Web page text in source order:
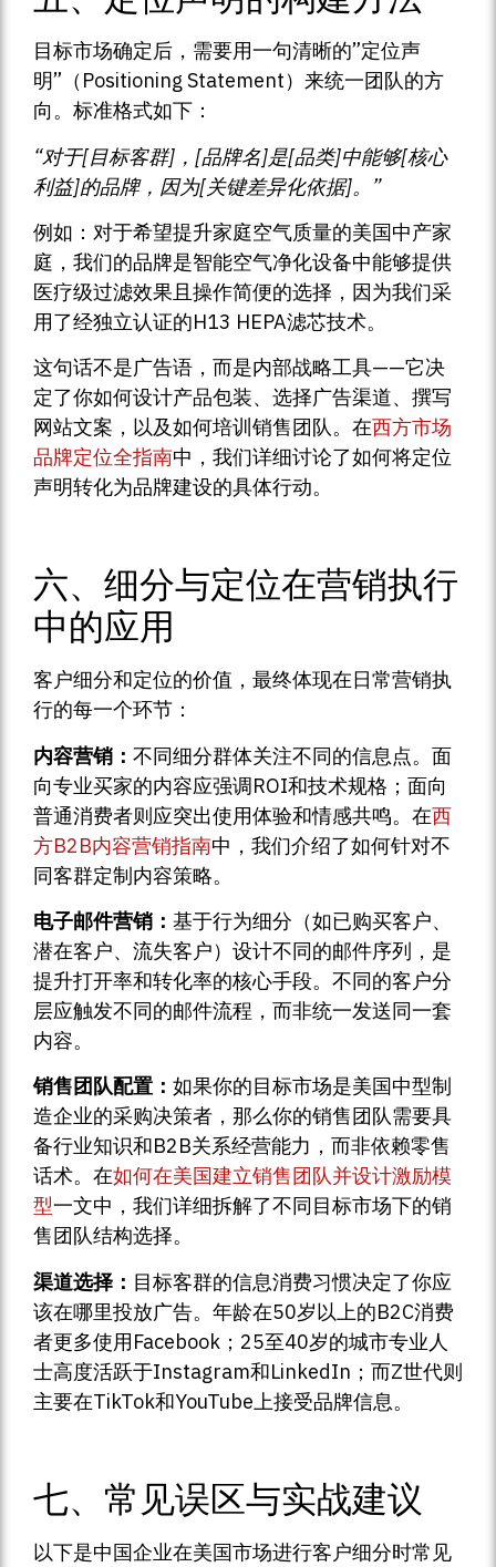
目标市场确定后，需要用一句清晰的”定位声
明”（Positioning Statement）来统一团队的方
向。标准格式如下：
“对于[目标客群]，[品牌名]是[品类]中能够[核心
利益]的品牌，因为[关键差异化依据]。”
例如：对于希望提升家庭空气质量的美国中产家
庭，我们的品牌是智能空气净化设备中能够提供
医疗级过滤效果且操作简便的选择，因为我们采
用了经独立认证的H13 HEPA滤芯技术。
这句话不是广告语，而是内部战略工具——它决
定了你如何设计产品包装、选择广告渠道、撰写
网站文案，以及如何培训销售团队。在西方市场
品牌定位全指南中，我们详细讨论了如何将定位
声明转化为品牌建设的具体行动。
六、细分与定位在营销执行
中的应用
客户细分和定位的价值，最终体现在日常营销执
行的每一个环节：
内容营销： 不同细分群体关注不同的信息点。面
向专业买家的内容应强调ROI和技术规格；面向
普通消费者则应突出使用体验和情感共鸣。在西
方B2B内容营销指南中，我们介绍了如何针对不
同客群定制内容策略。
电子邮件营销： 基于行为细分（如已购买客户、
潜在客户、流失客户）设计不同的邮件序列，是
提升打开率和转化率的核心手段。不同的客户分
层应触发不同的邮件流程，而非统一发送同一套
内容。
销售团队配置： 如果你的目标市场是美国中型制
造企业的采购决策者，那么你的销售团队需要具
备行业知识和B2B关系经营能力，而非依赖零售
话术。在如何在美国建立销售团队并设计激励模
型一文中，我们详细拆解了不同目标市场下的销
售团队结构选择。
渠道选择： 目标客群的信息消费习惯决定了你应
该在哪里投放广告。年龄在50岁以上的B2C消费
者更多使用Facebook；25至40岁的城市专业人
士高度活跃于Instagram和LinkedIn；而Z世代则
主要在TikTok和YouTube上接受品牌信息。
七、常见误区与实战建议
以下是中国企业在美国市场进行客户细分时常见